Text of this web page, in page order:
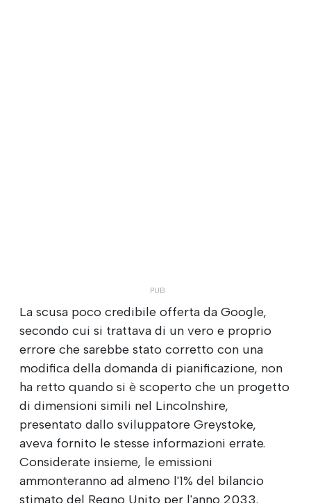
La scusa poco credibile offerta da Google,
secondo cui si trattava di un vero e proprio
errore che sarebbe stato corretto con una
modifica della domanda di pianificazione, non
ha retto quando si è scoperto che un progetto
di dimensioni simili nel Lincolnshire,
presentato dallo sviluppatore Greystoke,
aveva fornito le stesse informazioni errate.
Considerate insieme, le emissioni
ammonteranno ad almeno l'1% del bilancio
stimato del Regno Unito per l'anno 2033.